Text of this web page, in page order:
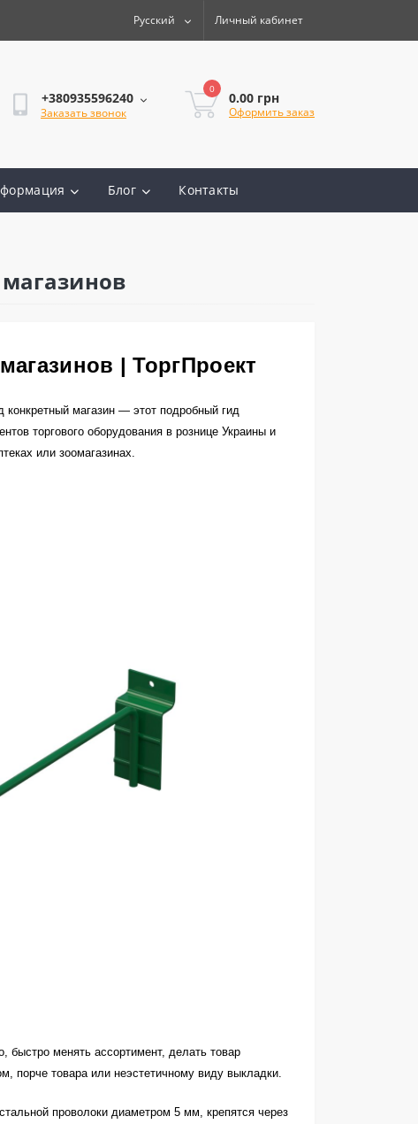
Русский Личный кабинет
+380935596240
Заказать звонок
0
0.00 грн
Оформить заказ
Блог Контакты
| ТоргПроект
конкретный магазин — этот подробный гид
торгового оборудования в рознице Украины и
или зоомагазинах.
быстро менять ассортимент, делать товар
порче товара или неэстетичному виду выкладки.
проволоки диаметром 5 мм, крепятся через